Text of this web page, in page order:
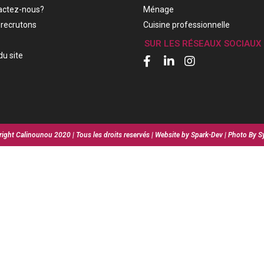
nous?
site
Ménage
Cuisine professionnelle
SUR LES RÉSEAUX SOCIAUX
Calinounou 2020 | Tous les droits reservés | Website by Spark-Dev | Photo By